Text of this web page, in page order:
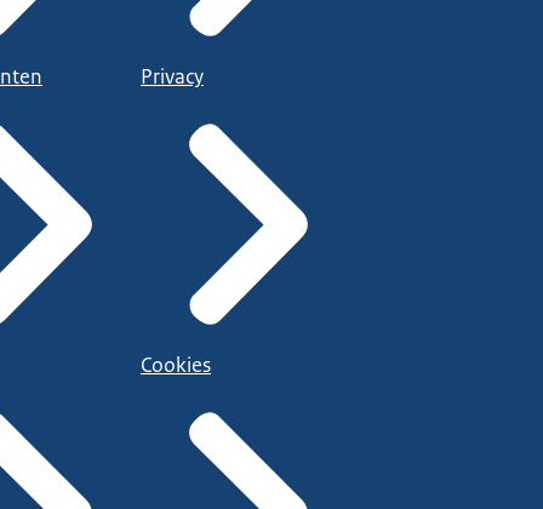
Privacy
Cookies